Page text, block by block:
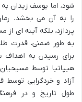
شود، اما یوسف زیدان به
را به آن می بخشد.
پردازد، بلکه آینه ای
به طور ضمنی، قدرت
برای رسیدن به
هیپاتیا توسط
آزاد و خردگرایی
طول تاریخ و در